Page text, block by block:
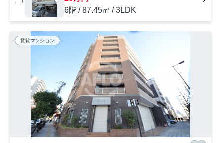
6階 / 87.45㎡ / 3LDK
賃貸マンション